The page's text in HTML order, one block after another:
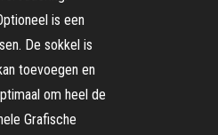
is een
De sokkel is
toevoegen en
om heel de
Grafische